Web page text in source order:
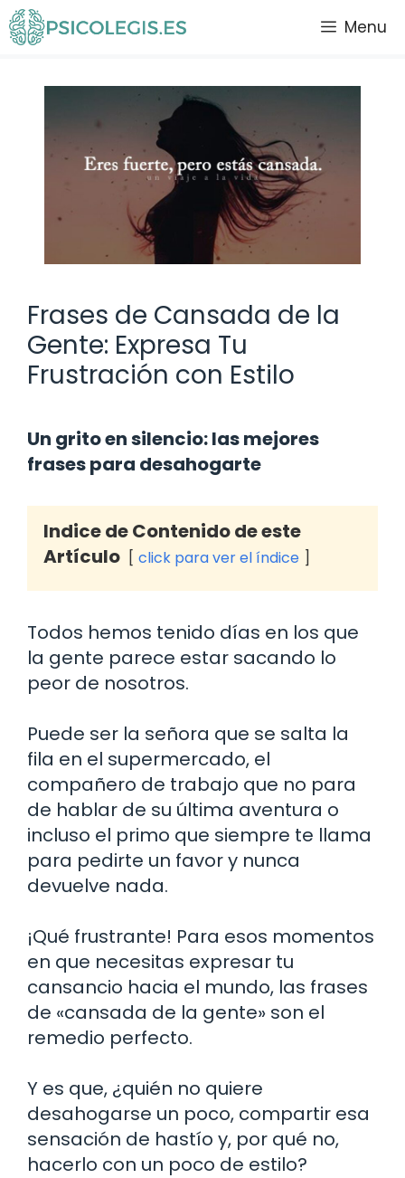
Saltar
al
Menu
Frases de Cansada de la
Gente: Expresa Tu
Frustración con Estilo
Un grito en silencio: las mejores
frases para desahogarte
Indice de Contenido de este
Artículo
click para ver el índice
Todos hemos tenido días en los que
la gente parece estar sacando lo
peor de nosotros.
Puede ser la señora que se salta la
fila en el supermercado, el
compañero de trabajo que no para
de hablar de su última aventura o
incluso el primo que siempre te llama
para pedirte un favor y nunca
devuelve nada.
¡Qué frustrante! Para esos momentos
en que necesitas expresar tu
cansancio hacia el mundo, las frases
de «cansada de la gente» son el
remedio perfecto.
Y es que, ¿quién no quiere
desahogarse un poco, compartir esa
sensación de hastío y, por qué no,
hacerlo con un poco de estilo?